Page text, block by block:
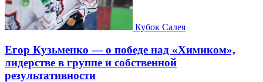
Кубок Салея
Егор Кузьменко — о победе над «Химиком»,
лидерстве в группе и собственной
результативности